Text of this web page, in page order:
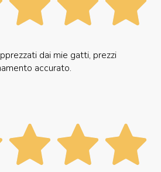
dai mie gatti, prezzi
accurato.